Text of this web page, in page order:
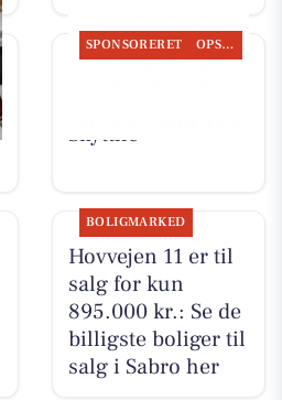
SPONSORERET OPSLAGSTAVLEN
Skytthe
BOLIGMARKED
Hovvejen 11 er til
salg for kun
895.000 kr.: Se de
billigste boliger til
salg i Sabro her